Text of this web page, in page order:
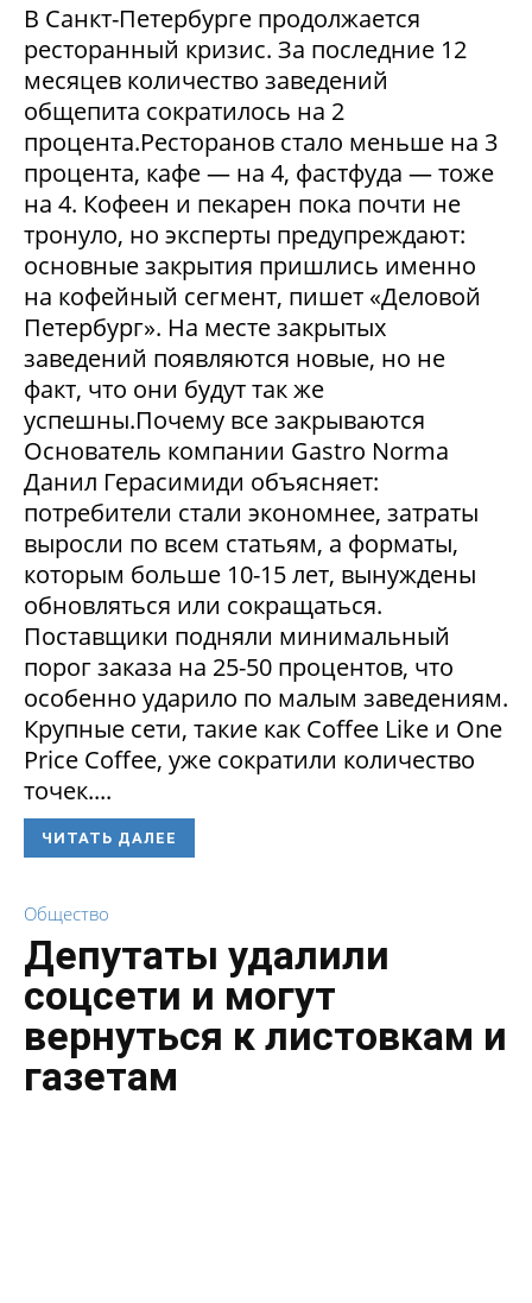
В Санкт-Петербурге продолжается
ресторанный кризис. За последние 12
месяцев количество заведений
общепита сократилось на 2
процента.Ресторанов стало меньше на 3
процента, кафе — на 4, фастфуда — тоже
на 4. Кофеен и пекарен пока почти не
тронуло, но эксперты предупреждают:
основные закрытия пришлись именно
на кофейный сегмент, пишет «Деловой
Петербург». На месте закрытых
заведений появляются новые, но не
факт, что они будут так же
успешны.Почему все закрываются
Основатель компании Gastro Norma
Данил Герасимиди объясняет:
потребители стали экономнее, затраты
выросли по всем статьям, а форматы,
которым больше 10-15 лет, вынуждены
обновляться или сокращаться.
Поставщики подняли минимальный
порог заказа на 25-50 процентов, что
особенно ударило по малым заведениям.
Крупные сети, такие как Coffee Like и One
Price Coffee, уже сократили количество
точек....
ЧИТАТЬ ДАЛЕЕ
Общество
Депутаты удалили
соцсети и могут
вернуться к листовкам и
газетам